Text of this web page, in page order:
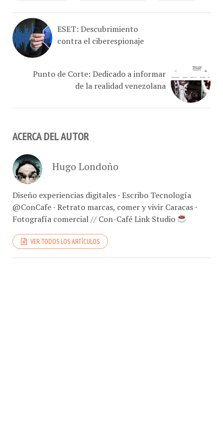
ESET: Descubrimiento
contra el ciberespionaje
Punto de Corte: Dedicado a informar
de la realidad venezolana
ACERCA DEL AUTOR
Hugo Londoño
Diseño experiencias digitales · Escribo Tecnología
@ConCafe · Retrato marcas, comer y vivir Caracas ·
Fotografía comercial // Con-Café Link Studio
VER TODOS LOS ARTÍCULOS